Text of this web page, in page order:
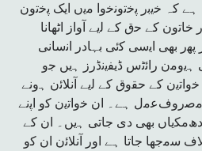
کہ ﺧﯾﺑر ﭘﺧﺗوﻧﺧوا ﻣﯾں اﯾﮏ ﭘﺧﺗون
ﺧﺎﺗون ﮐﮯ ﺣق ﮐﮯ ﻟﯾﮯ آواز اﭨﮭﺎﻧﺎ
ﺑﮭﯽ اﯾﺳﯽ ﮐﺋﯽ ﺑﮩﺎدر اﻧﺳﺎﻧﯽ
راﺋﭨس ڈﯾﻔﯾﻧڈرز ﮨیں ﺟو
ﮐﮯ ﺣﻘوق ﮐﮯ ﻟﯾﮯ آﻧﻼﺋن ﮨوﻧﮯ
ﻣﺻروفﻋﻣل ﮨﮯ۔ ان ﺧواﺗﯾن ﮐو اﭘﻧﮯ
ﺑﮭﯽ دی ﺟﺎﺗﯽ ﮨیں۔ ان ﮐﮯ
ﺳﻣﺟﮭﺎ ﺟﺎﺗﺎ ﮨﮯ اور آﻧﻼﺋن ان ﮐو